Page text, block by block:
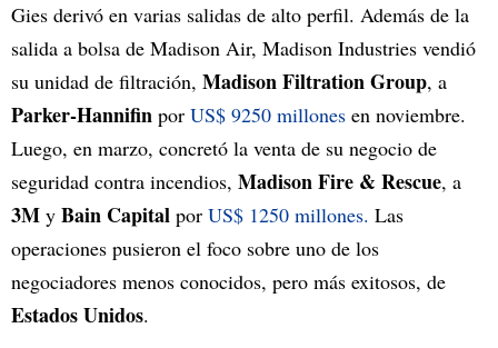
Gies derivó en varias salidas de alto perfil. Además de la
salida a bolsa de Madison Air, Madison Industries vendió
su unidad de filtración, Madison Filtration Group, a
Parker-Hannifin por US$ 9250 millones en noviembre.
Luego, en marzo, concretó la venta de su negocio de
seguridad contra incendios, Madison Fire & Rescue, a
3M y Bain Capital por US$ 1250 millones. Las
operaciones pusieron el foco sobre uno de los
negociadores menos conocidos, pero más exitosos, de
Estados Unidos.